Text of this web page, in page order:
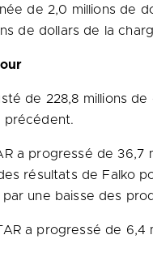
de 2,0 millions de
de dollars de la
de 228,8 millions
précédent.
a progressé de
résultats de Falko
une baisse des
a progressé de